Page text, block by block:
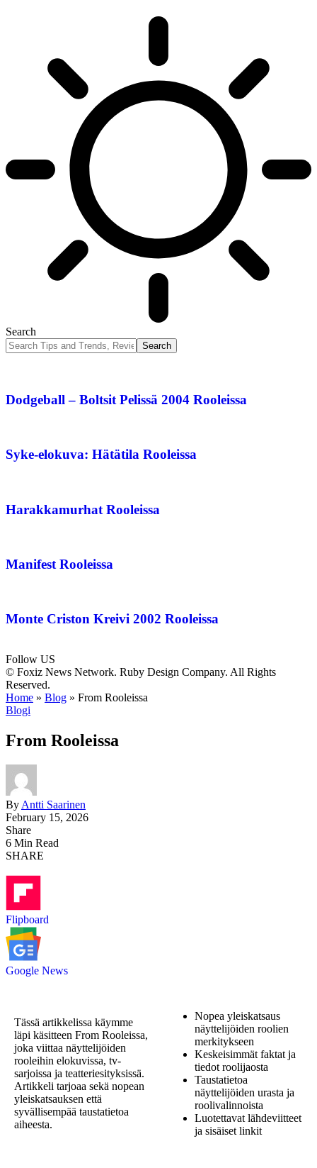
Search
Dodgeball – Boltsit Pelissä 2004 Rooleissa
Syke-elokuva: Hätätila Rooleissa
Harakkamurhat Rooleissa
Manifest Rooleissa
Monte Criston Kreivi 2002 Rooleissa
Follow US
© Foxiz News Network. Ruby Design Company. All Rights
Reserved.
Home » Blog » From Rooleissa
Blogi
From Rooleissa
By Antti Saarinen
February 15, 2026
Share
6 Min Read
SHARE
Flipboard
Google News
Tässä artikkelissa käymme
läpi käsitteen From Rooleissa,
joka viittaa näyttelijöiden
rooleihin elokuvissa, tv-
sarjoissa ja teatteriesityksissä.
Artikkeli tarjoaa sekä nopean
yleiskatsauksen että
syvällisempää taustatietoa
aiheesta.
Nopea yleiskatsaus
näyttelijöiden roolien
merkitykseen
Keskeisimmät faktat ja
tiedot roolijaosta
Taustatietoa
näyttelijöiden urasta ja
roolivalinnoista
Luotettavat lähdeviitteet
ja sisäiset linkit